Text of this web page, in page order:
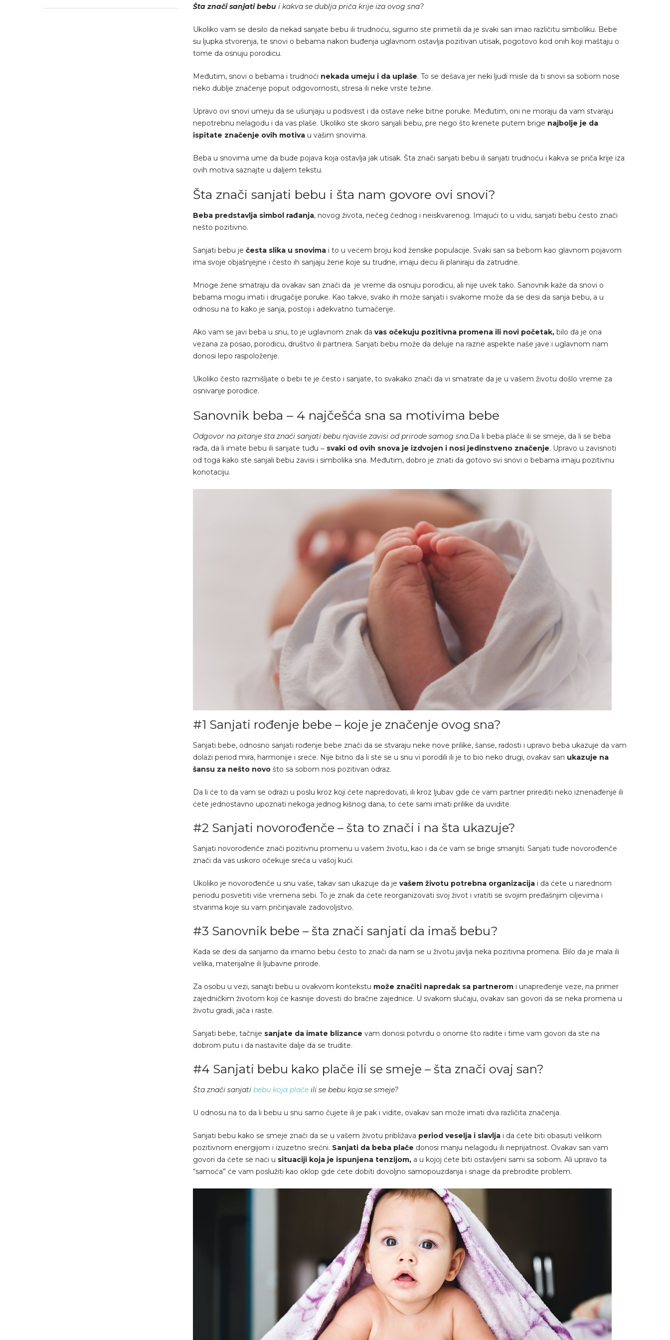
Šta znači sanjati bebu i kakva se dublja priča krije iza ovog sna?
Ukoliko vam se desilo da nekad sanjate bebu ili trudnoću, sigurno ste primetili da je svaki san imao različitu simboliku. Bebe
su ljupka stvorenja, te snovi o bebama nakon buđenja uglavnom ostavlja pozitivan utisak, pogotovo kod onih koji maštaju o
tome da osnuju porodicu.
Međutim, snovi o bebama i trudnoći nekada umeju i da uplaše. To se dešava jer neki ljudi misle da ti snovi sa sobom nose
neko dublje značenje poput odgovornosti, stresa ili neke vrste težine.
Upravo ovi snovi umeju da se ušunjaju u podsvest i da ostave neke bitne poruke. Međutim, oni ne moraju da vam stvaraju
nepotrebnu nelagodu i da vas plaše. Ukoliko ste skoro sanjali bebu, pre nego što krenete putem brige najbolje je da
ispitate značenje ovih motiva u vašim snovima.
Beba u snovima ume da bude pojava koja ostavlja jak utisak. Šta znači sanjati bebu ili sanjati trudnoću i kakva se priča krije iza
ovih motiva saznajte u daljem tekstu.
Šta znači sanjati bebu i šta nam govore ovi snovi?
Beba predstavlja simbol rađanja, novog života, nečeg čednog i neiskvarenog. Imajući to u vidu, sanjati bebu često znači
nešto pozitivno.
Sanjati bebu je česta slika u snovima i to u većem broju kod ženske populacije. Svaki san sa bebom kao glavnom pojavom
ima svoje objašnjejne i često ih sanjaju žene koje su trudne, imaju decu ili planiraju da zatrudne.
Mnoge žene smatraju da ovakav san znači da je vreme da osnuju porodicu, ali nije uvek tako. Sanovnik kaže da snovi o
bebama mogu imati i drugačije poruke. Kao takve, svako ih može sanjati i svakome može da se desi da sanja bebu, a u
odnosu na to kako je sanja, postoji i adekvatno tumačenje.
Ako vam se javi beba u snu, to je uglavnom znak da vas očekuju pozitivna promena ili novi početak, bilo da je ona
vezana za posao, porodicu, društvo ili partnera. Sanjati bebu može da deluje na razne aspekte naše jave i uglavnom nam
donosi lepo raspoloženje.
Ukoliko često razmišljate o bebi te je često i sanjate, to svakako znači da vi smatrate da je u vašem životu došlo vreme za
osnivanje porodice.
Sanovnik beba – 4 najčešća sna sa motivima bebe
Odgovor na pitanje šta znači sanjati bebu njaviše zavisi od prirode samog sna.Da li beba plače ili se smeje, da li se beba
rađa, da li imate bebu ili sanjate tuđu ‒ svaki od ovih snova je izdvojen i nosi jedinstveno značenje. Upravo u zavisnoti
od toga kako ste sanjali bebu zavisi i simbolika sna. Međutim, dobro je znati da gotovo svi snovi o bebama imaju pozitivnu
konotaciju.
#1 Sanjati rođenje bebe – koje je značenje ovog sna?
Sanjati bebe, odnosno sanjati rođenje bebe znači da se stvaraju neke nove prilike, šanse, radosti i upravo beba ukazuje da vam
dolazi period mira, harmonije i sreće. Nije bitno da li ste se u snu vi porodili ili je to bio neko drugi, ovakav san ukazuje na
šansu za nešto novo što sa sobom nosi pozitivan odraz.
Da li će to da vam se odrazi u poslu kroz koji ćete napredovati, ili kroz ljubav gde će vam partner prirediti neko iznenađenje ili
ćete jednostavno upoznati nekoga jednog kišnog dana, to ćete sami imati prilike da uvidite.
#2 Sanjati novorođenče – šta to znači i na šta ukazuje?
Sanjati novorođenče znači pozitivnu promenu u vašem životu, kao i da će vam se brige smanjiti. Sanjati tuđe novorođenče
znači da vas uskoro očekuje sreća u vašoj kući.
Ukoliko je novorođenče u snu vaše, takav san ukazuje da je vašem životu potrebna organizacija i da ćete u narednom
periodu posvetiti više vremena sebi. To je znak da ćete reorganizovati svoj život i vratiti se svojim pređašnjim ciljevima i
stvarima koje su vam pričinjavale zadovoljstvo.
#3 Sanovnik bebe – šta znači sanjati da imaš bebu?
Kada se desi da sanjamo da imamo bebu često to znači da nam se u životu javlja neka pozitivna promena. Bilo da je mala ili
velika, materijalne ili ljubavne prirode.
Za osobu u vezi, sanajti bebu u ovakvom kontekstu može značiti napredak sa partnerom i unapređenje veze, na primer
zajedničkim životom koji će kasnije dovesti do bračne zajednice. U svakom slučaju, ovakav san govori da se neka promena u
životu gradi, jača i raste.
Sanjati bebe, tačnije sanjate da imate blizance vam donosi potvrdu o onome što radite i time vam govori da ste na
dobrom putu i da nastavite dalje da se trudite.
#4 Sanjati bebu kako plače ili se smeje – šta znači ovaj san?
Šta znači sanjati bebu koja plače ili se bebu koja se smeje?
U odnosu na to da li bebu u snu samo čujete ili je pak i vidite, ovakav san može imati dva različita značenja.
Sanjati bebu kako se smeje znači da se u vašem životu približava period veselja i slavlja i da ćete biti obasuti velikom
pozitivnom energijom i izuzetno srećni. Sanjati da beba plače donosi manju nelagodu ili neprijatnost. Ovakav san vam
govori da ćete se naći u situaciji koja je ispunjena tenzijom, a u kojoj ćete biti ostavljeni sami sa sobom. Ali upravo ta
“samoća” će vam poslužiti kao oklop gde ćete dobiti dovoljno samopouzdanja i snage da prebrodite problem.